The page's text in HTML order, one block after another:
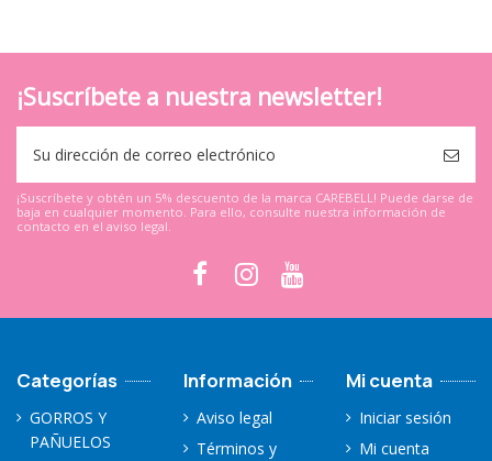
¡Suscríbete a nuestra newsletter!
¡Suscríbete y obtén un 5% descuento de la marca CAREBELL! Puede darse de
baja en cualquier momento. Para ello, consulte nuestra información de
contacto en el aviso legal.
Categorías
GORROS Y
PAÑUELOS
Información
Aviso legal
Términos y
Mi cuenta
Iniciar sesión
Mi cuenta